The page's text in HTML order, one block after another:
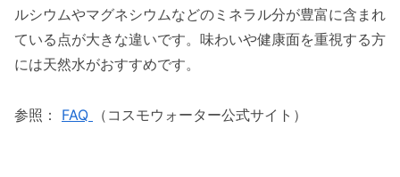
ルシウムやマグネシウムなどのミネラル分が豊富に含まれ
ている点が大きな違いです。味わいや健康面を重視する方
には天然水がおすすめです。
参照： FAQ （コスモウォーター公式サイト）